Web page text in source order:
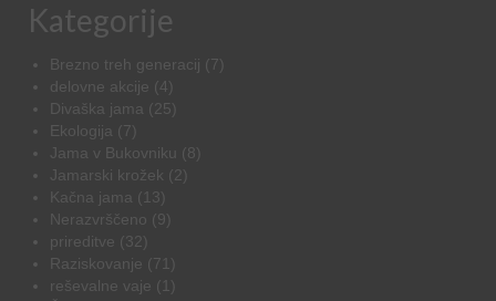
Kategorije
Brezno treh generacij (7)
delovne akcije (4)
Divaška jama (25)
Ekologija (7)
Jama v Bukovniku
(8)
Jamarski krožek (2)
Kačna jama (13)
Nerazvrščeno (9)
prireditve (32)
Raziskovanje (71)
reševalne vaje (1)